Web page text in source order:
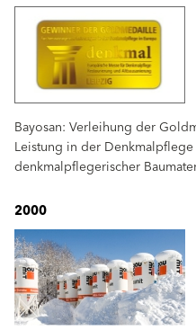
Bayosan: Verleihung der
Leistung in der
denkmalpflegerischer
2000